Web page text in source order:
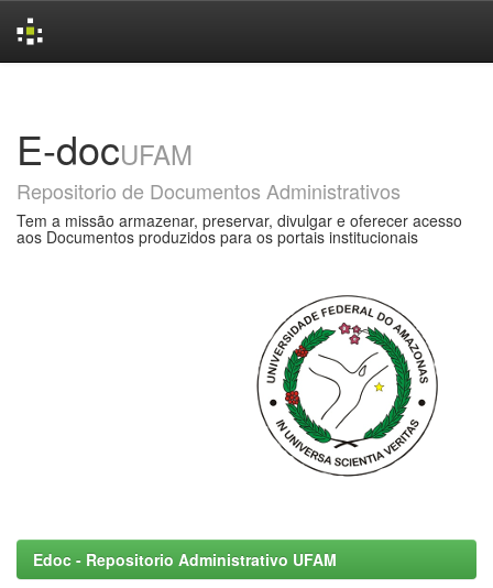
E-docUFAM
Repositorio de Documentos Administrativos
Tem a missão armazenar, preservar, divulgar e oferecer acesso
aos Documentos produzidos para os portais institucionais
Edoc - Repositorio Administrativo UFAM